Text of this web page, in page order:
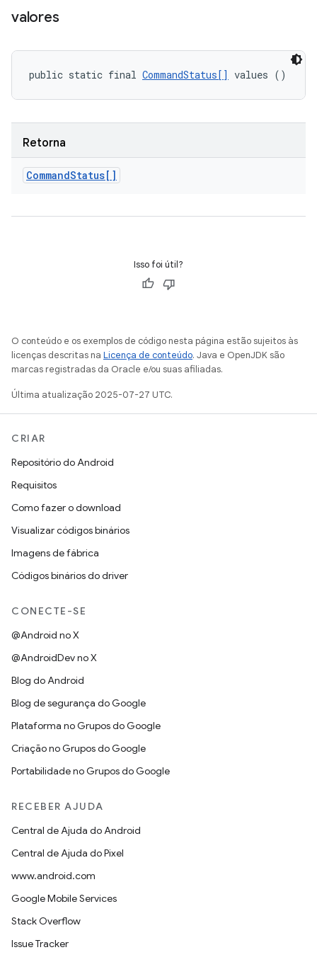
valores
public static final CommandStatus[] values ()
Retorna
CommandStatus[]
Isso foi útil?
O conteúdo e os exemplos de código nesta página estão sujeitos às
licenças descritas na Licença de conteúdo. Java e OpenJDK são
marcas registradas da Oracle e/ou suas afiliadas.
Última atualização 2025-07-27 UTC.
CRIAR
Repositório do Android
Requisitos
Como fazer o download
Visualizar códigos binários
Imagens de fábrica
Códigos binários do driver
CONECTE-SE
@Android no X
@AndroidDev no X
Blog do Android
Blog de segurança do Google
Plataforma no Grupos do Google
Criação no Grupos do Google
Portabilidade no Grupos do Google
RECEBER AJUDA
Central de Ajuda do Android
Central de Ajuda do Pixel
www.android.com
Google Mobile Services
Stack Overflow
Issue Tracker